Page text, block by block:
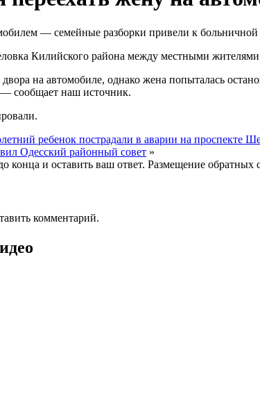
— семейные разборки привели к больничной
Килийского района между местными
на автомобиле, однако жена попыталась
сообщает наш источник.
ребенок пострадали в аварии на проспекте
Одесский районный совет »
конца и оставить ваш ответ. Размещение обратных
комментарий.